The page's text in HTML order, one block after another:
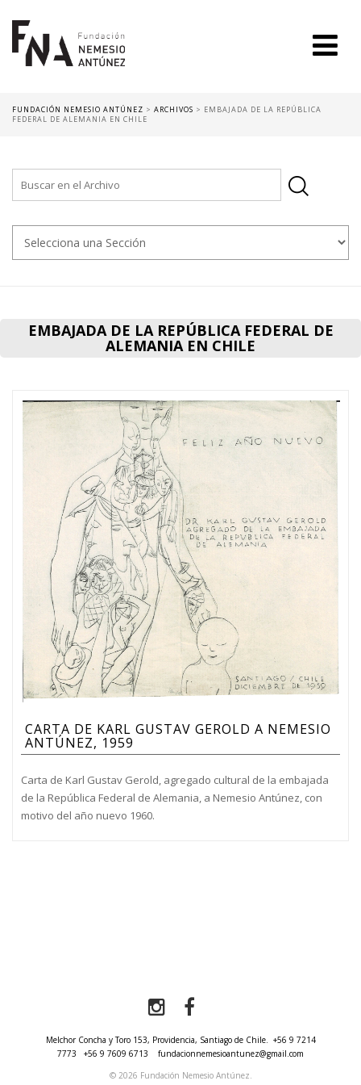
FUNDACIÓN NEMESIO ANTÚNEZ > ARCHIVOS > EMBAJADA DE LA REPÚBLICA
FEDERAL DE ALEMANIA EN CHILE
EMBAJADA DE LA REPÚBLICA FEDERAL DE
ALEMANIA EN CHILE
CARTA DE KARL GUSTAV GEROLD A NEMESIO
ANTÚNEZ, 1959
Carta de Karl Gustav Gerold, agregado cultural de la embajada
de la República Federal de Alemania, a Nemesio Antúnez, con
motivo del año nuevo 1960.
Melchor Concha y Toro 153, Providencia, Santiago de Chile. +56 9 7214
7773
+56 9 7609 6713
fundacionnemesioantunez@gmail.com
© 2026 Fundación Nemesio Antúnez.